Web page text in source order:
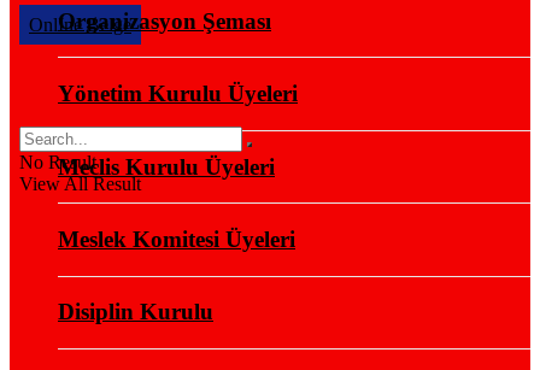
OnlIne Belge
No Result
View All Result
Organizasyon Şeması
Yönetim Kurulu Üyeleri
Meclis Kurulu Üyeleri
Meslek Komitesi Üyeleri
Disiplin Kurulu